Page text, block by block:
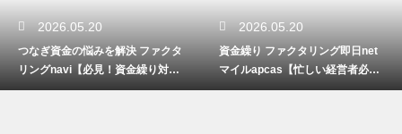
2026.05.20
つなぎ資金の悩みを解決 ファクタ
リングnavi【必見！資金繰り対
策】
2026.05.20
資金繰り ファクタリング即日net
マイルapcas【忙しい経営者必
見】